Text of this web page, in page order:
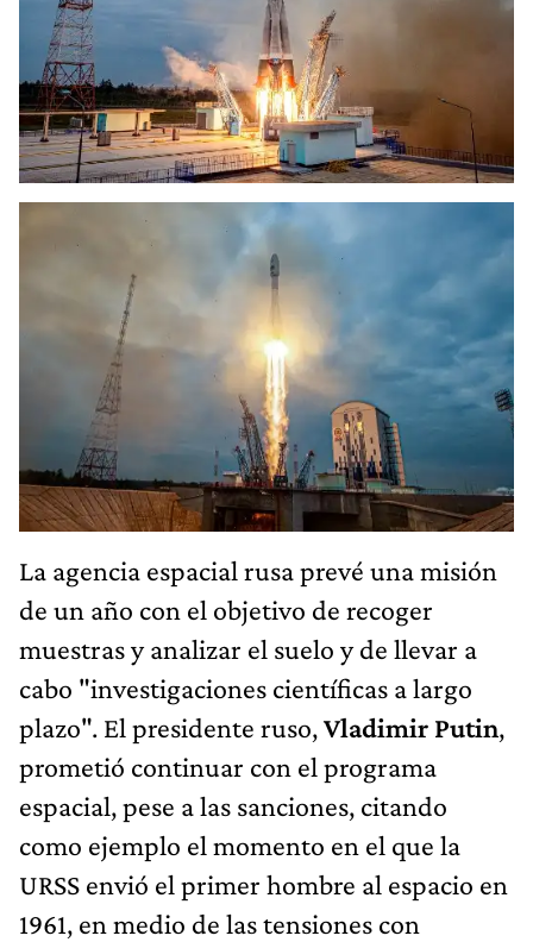
La agencia espacial rusa prevé una misión
de un año con el objetivo de recoger
muestras y analizar el suelo y de llevar a
cabo "investigaciones científicas a largo
plazo". El presidente ruso,Vladimir Putin,
prometió continuar con el programa
espacial, pese a las sanciones, citando
como ejemplo el momento en el que la
URSS envió el primer hombre al espacio en
1961, en medio de las tensiones con